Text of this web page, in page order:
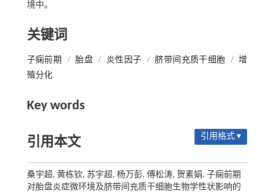
境中。
关键词
子痫前期 / 胎盘 / 炎性因子 / 脐带间充质干细胞 / 增
殖分化
Key words
引用本文 引用格式 ▾
桑宇超, 黄栋钦, 苏宇超, 杨万彭, 傅松涛, 贺素娟. 子痫前期
对胎盘炎症微环境及脐带间充质干细胞生物学性状影响的